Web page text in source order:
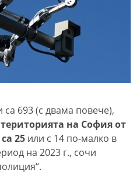
693 (с двама повече),
на София от
25 или с 14 по-малко в
на 2023 г., сочи